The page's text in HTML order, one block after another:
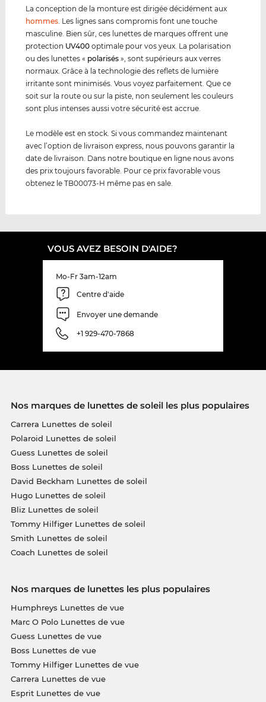
La conception de la monture est dirigée décidément aux
hommes. Les lignes sans compromis font une touche
masculine. Bien sûr, ces lunettes de marques offrent une
protection UV400 optimale pour vos yeux. La polarisation
ou des lunettes « polarisés », sont supérieurs aux verres
normaux. Grâce à la technologie des reflets de lumière
irritante sont minimisés. Vous voyez parfaitement. Que ce
soit sur la route ou sur la piste, non seulement les couleurs
sont plus intenses aussi votre sécurité est accrue.
Le modèle est en stock. Si vous commandez maintenant
avec l’option de livraison express, nous pouvons garantir la
date de livraison. Dans notre boutique en ligne nous avons
des prix toujours favorable. Pour ce prix favorable vous
obtenez le TB00073-H même pas en sale.
VOUS AVEZ BESOIN D'AIDE?
Mo-Fr 3am-12am
Centre d'aide
Envoyer une demande
+1 929-470-7868
Nos marques de lunettes de soleil les plus populaires
Carrera Lunettes de soleil
Polaroid Lunettes de soleil
Guess Lunettes de soleil
Boss Lunettes de soleil
David Beckham Lunettes de soleil
Hugo Lunettes de soleil
Bliz Lunettes de soleil
Tommy Hilfiger Lunettes de soleil
Smith Lunettes de soleil
Coach Lunettes de soleil
Nos marques de lunettes les plus populaires
Humphreys Lunettes de vue
Marc O Polo Lunettes de vue
Guess Lunettes de vue
Boss Lunettes de vue
Tommy Hilfiger Lunettes de vue
Carrera Lunettes de vue
Esprit Lunettes de vue